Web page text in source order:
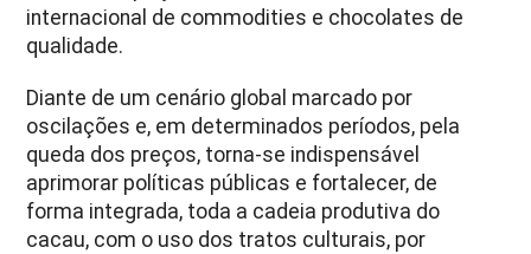
internacional de commodities e chocolates de
qualidade.
Diante de um cenário global marcado por
oscilações e, em determinados períodos, pela
queda dos preços, torna-se indispensável
aprimorar políticas públicas e fortalecer, de
forma integrada, toda a cadeia produtiva do
cacau, com o uso dos tratos culturais, por